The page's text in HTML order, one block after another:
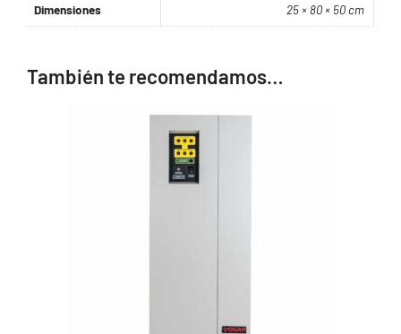
Dimensiones 25 × 80 × 50 cm
También te recomendamos…